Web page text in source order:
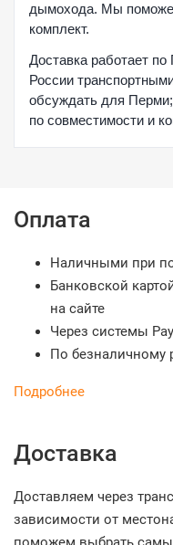
дымохода. Мы
комплект.
Доставка работает
России
обсуждать для
по совместимости и
Оплата
Наличными при
Банковской
на сайте
Через системы
По безналичному
Подробнее
Доставка
Доставляем через
зависимости от